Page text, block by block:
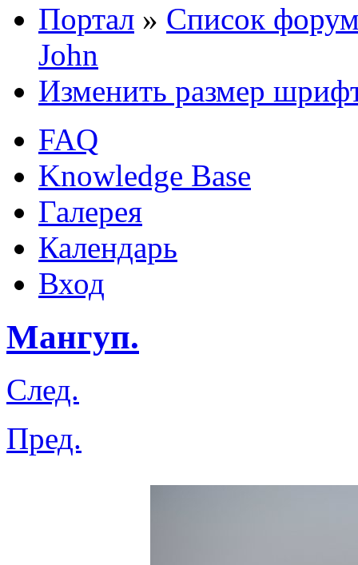
Портал » Список
John
Изменить размер
FAQ
Knowledge Base
Галерея
Календарь
Вход
Мангуп.
След.
Пред.